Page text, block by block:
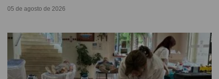
05 de agosto de 2026